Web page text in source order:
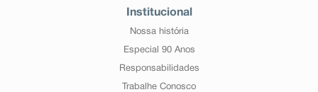
Institucional
Nossa história
Especial 90 Anos
Responsabilidades
Trabalhe Conosco